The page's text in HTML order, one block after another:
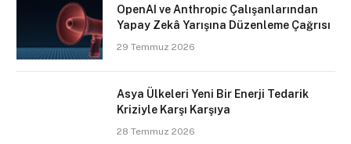
OpenAI ve Anthropic Çalışanlarından
Yapay Zekâ Yarışına Düzenleme Çağrısı
29 Temmuz 2026
Asya Ülkeleri Yeni Bir Enerji Tedarik
Kriziyle Karşı Karşıya
28 Temmuz 2026